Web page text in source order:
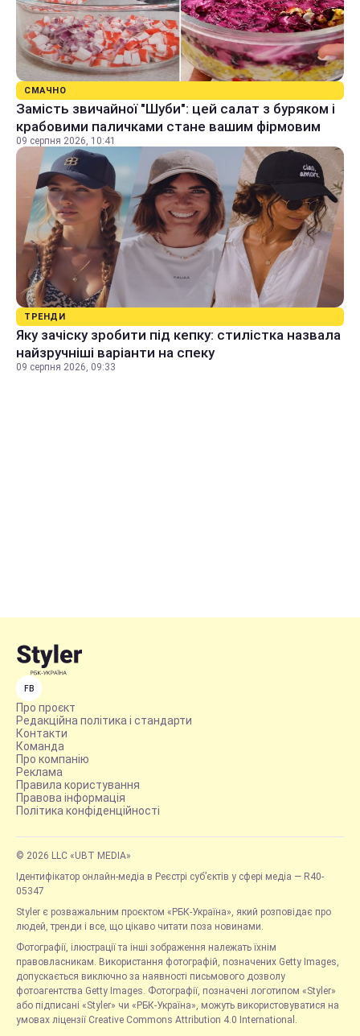
СМАЧНО
Замість звичайної "Шуби": цей салат з буряком і
крабовими паличками стане вашим фірмовим
09 серпня 2026, 10:41
ТРЕНДИ
Яку зачіску зробити під кепку: стилістка назвала
найзручніші варіанти на спеку
09 серпня 2026, 09:33
FB
Про проєкт
Редакційна політика і стандарти
Контакти
Команда
Про компанію
Реклама
Правила користування
Правова інформація
Політика конфіденційності
© 2026 LLC «UBT MEDIA»
Ідентифікатор онлайн-медіа в Реєстрі суб’єктів у сфері медіа — R40-
05347
Styler є розважальним проєктом «РБК-Україна», який розповідає про
людей, тренди і все, що цікаво читати поза новинами.
Фотографії, ілюстрації та інші зображення належать їхнім
правовласникам. Використання фотографій, позначених Getty Images,
допускається виключно за наявності письмового дозволу
фотоагентства Getty Images. Фотографії, позначені логотипом «Styler»
або підписані «Styler» чи «РБК-Україна», можуть використовуватися на
умовах ліцензії Creative Commons Attribution 4.0 International.